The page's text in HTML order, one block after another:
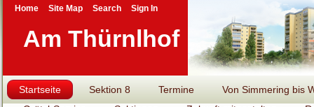
Am Thürnlhof
Startseite Sektion 8 Termine
Von Simmering bis
Home Site Map Search Sign In